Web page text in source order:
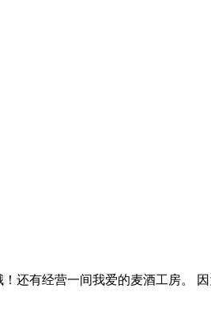
还有经营一间我爱的麦酒工房。